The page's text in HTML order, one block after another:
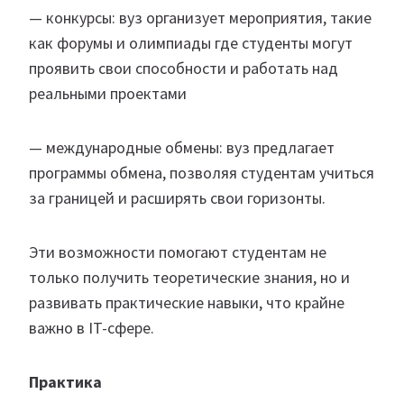
— конкурсы: вуз организует мероприятия, такие
как форумы и олимпиады где студенты могут
проявить свои способности и работать над
реальными проектами
— международные обмены: вуз предлагает
программы обмена, позволяя студентам учиться
за границей и расширять свои горизонты.
Эти возможности помогают студентам не
только получить теоретические знания, но и
развивать практические навыки, что крайне
важно в IT-сфере.
Практика